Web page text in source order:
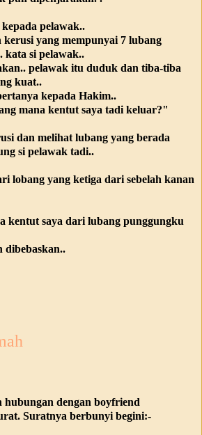
pelawak..
kerusi yang mempunyai 7 lubang
si pelawak..
pelawak itu duduk dan tiba-tiba
kuat..
kepada Hakim..
mana kentut saya tadi keluar?"
dan melihat lubang yang berada
si pelawak tadi..
lobang yang ketiga dari sebelah kanan
kentut saya dari lubang punggungku
dibebaskan..
dengan boyfriend
Suratnya berbunyi begini:-